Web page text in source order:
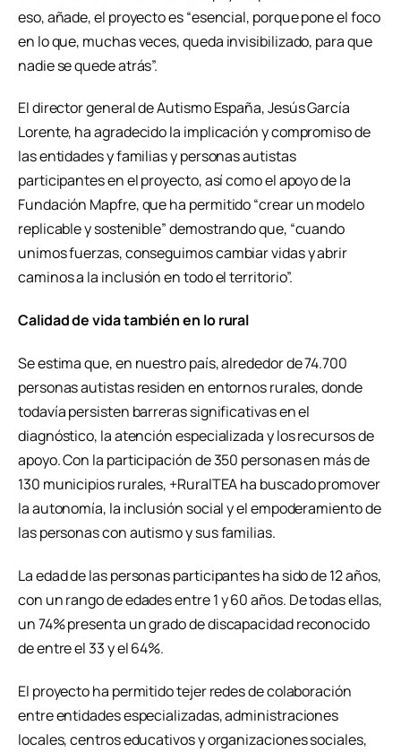
eso, añade, el proyecto es “esencial, porque pone el foco
en lo que, muchas veces, queda invisibilizado, para que
nadie se quede atrás”.
El director general de Autismo España, Jesús García
Lorente, ha agradecido la implicación y compromiso de
las entidades y familias y personas autistas
participantes en el proyecto, así como el apoyo de la
Fundación Mapfre, que ha permitido “crear un modelo
replicable y sostenible” demostrando que, “cuando
unimos fuerzas, conseguimos cambiar vidas y abrir
caminos a la inclusión en todo el territorio”.
Calidad de vida también en lo rural
Se estima que, en nuestro país, alrededor de 74.700
personas autistas residen en entornos rurales, donde
todavía persisten barreras significativas en el
diagnóstico, la atención especializada y los recursos de
apoyo. Con la participación de 350 personas en más de
130 municipios rurales, +RuralTEA ha buscado promover
la autonomía, la inclusión social y el empoderamiento de
las personas con autismo y sus familias.
La edad de las personas participantes ha sido de 12 años,
con un rango de edades entre 1 y 60 años. De todas ellas,
un 74% presenta un grado de discapacidad reconocido
de entre el 33 y el 64%.
El proyecto ha permitido tejer redes de colaboración
entre entidades especializadas, administraciones
locales, centros educativos y organizaciones sociales,